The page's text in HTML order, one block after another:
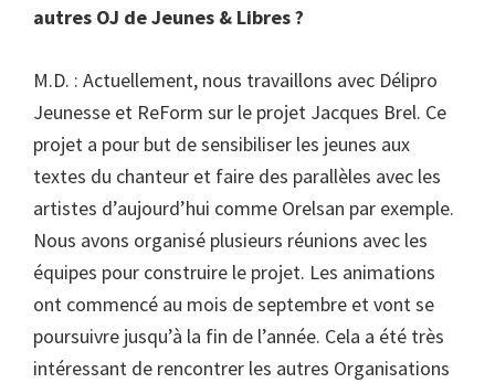
autres OJ de Jeunes & Libres ?
M.D. : Actuellement, nous travaillons avec Délipro
Jeunesse et ReForm sur le projet Jacques Brel. Ce
projet a pour but de sensibiliser les jeunes aux
textes du chanteur et faire des parallèles avec les
artistes d’aujourd’hui comme Orelsan par exemple.
Nous avons organisé plusieurs réunions avec les
équipes pour construire le projet. Les animations
ont commencé au mois de septembre et vont se
poursuivre jusqu’à la fin de l’année. Cela a été très
intéressant de rencontrer les autres Organisations